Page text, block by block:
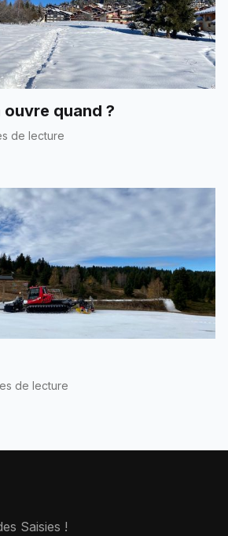
ouvre quand ?
de lecture
de lecture
Saisies !